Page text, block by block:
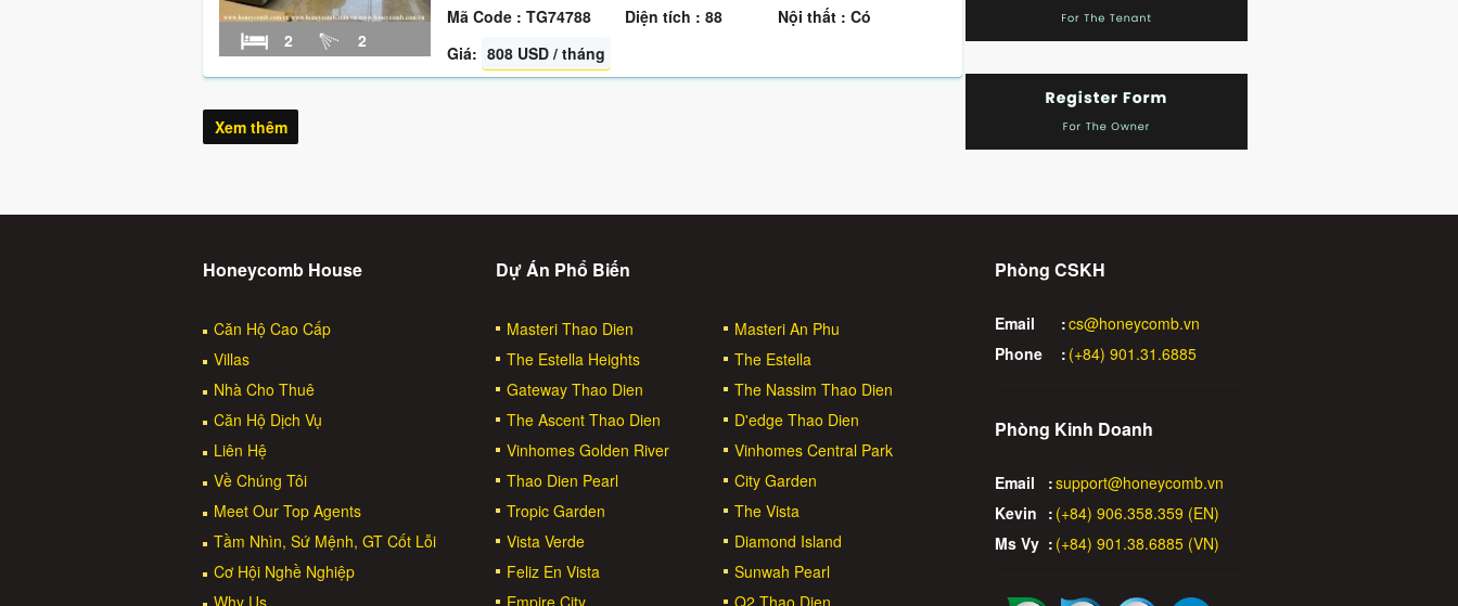
2 2
Mã Code : TG74788 Diện tích : 88
Nội thất : Có
Giá: 808 USD / tháng
Xem thêm
Honeycomb House
Căn Hộ Cao Cấp
Villas
Nhà Cho Thuê
Căn Hộ Dịch Vụ
Liên Hệ
Về Chúng Tôi
Meet Our Top Agents
Tầm Nhìn, Sứ Mệnh, GT Cốt Lỗi
Cơ Hội Nghề Nghiệp
Why Us
Dự Án Phổ Biến
Masteri Thao Dien
Masteri An Phu
The Estella Heights
The Estella
Gateway Thao Dien
The Nassim Thao Dien
The Ascent Thao Dien
D'edge Thao Dien
Vinhomes Golden River
Vinhomes Central Park
Thao Dien Pearl
City Garden
Tropic Garden
The Vista
Vista Verde
Diamond Island
Feliz En Vista
Sunwah Pearl
Empire City
Q2 Thao Dien
Phòng CSKH
Email :cs@honeycomb.vn
Phone
: (+84) 901.31.6885
Phòng Kinh Doanh
Email :support@honeycomb.vn
Kevin : (+84) 906.358.359 (EN)
Ms Vy : (+84) 901.38.6885 (VN)